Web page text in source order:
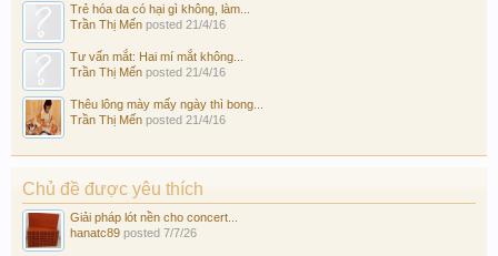
Trẻ hóa da có hại gì không, làm...
Trần Thị Mến posted 21/4/16
Tư vấn mắt: Hai mí mắt không...
Trần Thị Mến posted 21/4/16
Thêu lông mày mấy ngày thì bong...
Trần Thị Mến posted 21/4/16
Chủ đề được yêu thích
Giải pháp lót nền cho concert...
hanatc89 posted 7/7/26